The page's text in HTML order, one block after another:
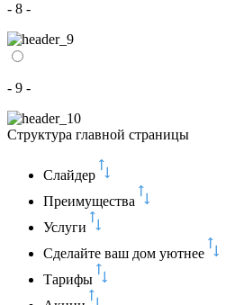
- 8 -
- 9 -
Структура главной страницы
Слайдер
Преимущества
Услуги
Сделайте ваш дом уютнее
Тарифы